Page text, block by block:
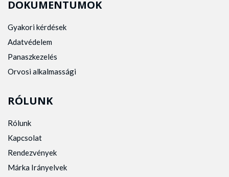
DOKUMENTUMOK
Gyakori kérdések
Adatvédelem
Panaszkezelés
Orvosi alkalmassági
RÓLUNK
Rólunk
Kapcsolat
Rendezvények
Márka Irányelvek